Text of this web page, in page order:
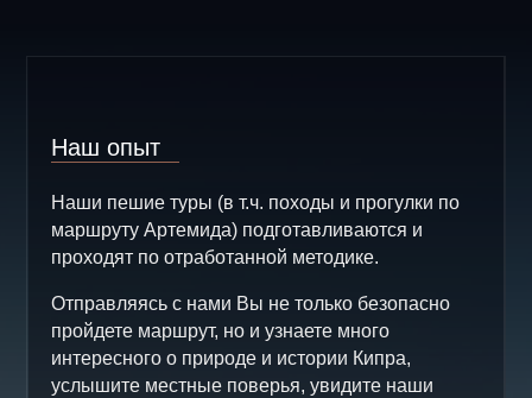
Наш опыт
Наши пешие туры (в т.ч. походы и прогулки по
маршруту Артемида) подготавливаются и
проходят по отработанной методике.
Отправляясь с нами Вы не только безопасно
пройдете маршрут, но и узнаете много
интересного о природе и истории Кипра,
услышите местные поверья, увидите наши